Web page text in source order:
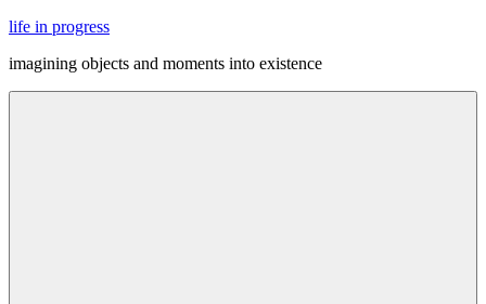
Skip
content
life in progress
imagining objects and moments into existence